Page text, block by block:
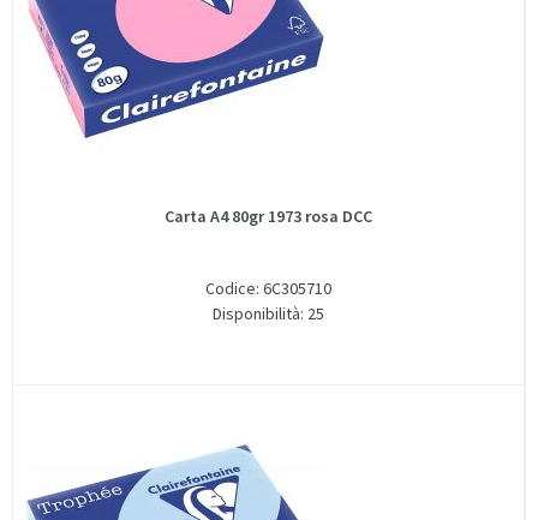
Carta A4 80gr 1973 rosa DCC
Codice: 6C305710
Disponibilità: 25